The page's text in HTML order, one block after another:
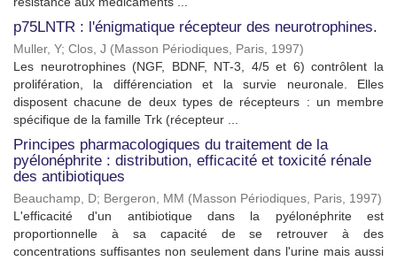
p75LNTR : l'énigmatique récepteur des neurotrophines.
Muller, Y; Clos, J (Masson Périodiques, Paris, 1997)
Les neurotrophines (NGF, BDNF, NT-3, 4/5 et 6) contrôlent la
prolifération, la différenciation et la survie neuronale. Elles
disposent chacune de deux types de récepteurs : un membre
spécifique de la famille Trk (récepteur ...
Principes pharmacologiques du traitement de la
pyélonéphrite : distribution, efficacité et toxicité rénale
des antibiotiques
Beauchamp, D; Bergeron, MM (Masson Périodiques, Paris, 1997)
L'efficacité d'un antibiotique dans la pyélonéphrite est
proportionnelle à sa capacité de se retrouver à des
concentrations suffisantes non seulement dans l'urine mais aussi